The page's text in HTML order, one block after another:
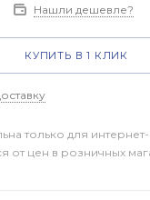
Нашли дешевле?
КУПИТЬ В 1 КЛИК
только для
от цен в розничных